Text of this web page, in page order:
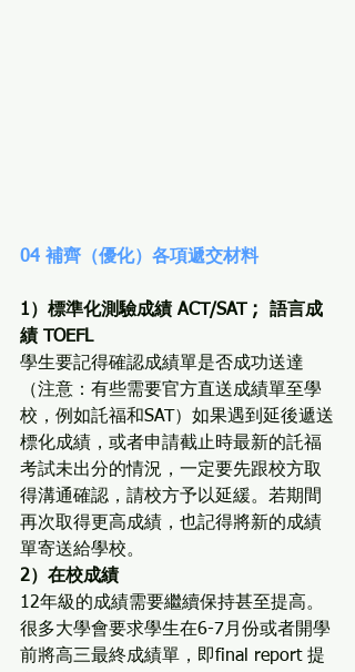
04 補齊（優化）各項遞交材料
1）標準化測驗成績 ACT/SAT ;  語言成
績 TOEFL
學生要記得確認成績單是否成功送達
（注意：有些需要官方直送成績單至學
校，例如託福和SAT）如果遇到延後遞送
標化成績，或者申請截止時最新的託福
考試未出分的情況，一定要先跟校方取
得溝通確認，請校方予以延緩。若期間
再次取得更高成績，也記得將新的成績
單寄送給學校。
2）在校成績
12年級的成績需要繼續保持甚至提高。
很多大學會要求學生在6-7月份或者開學
前將高三最終成績單，即final report 提